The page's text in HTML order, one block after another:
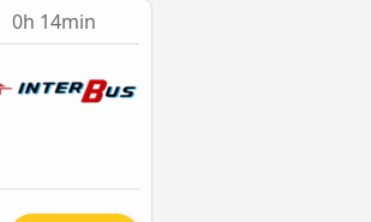
0h 14min